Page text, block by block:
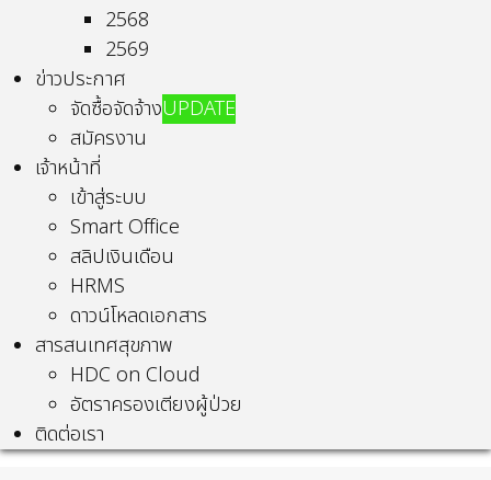
2568
2569
ข่าวประกาศ
จัดซื้อจัดจ้างUPDATE
สมัครงาน
เจ้าหน้าที่
เข้าสู่ระบบ
Smart Office
สลิปเงินเดือน
HRMS
ดาวน์โหลดเอกสาร
สารสนเทศสุขภาพ
HDC on Cloud
อัตราครองเตียงผู้ป่วย
ติดต่อเรา